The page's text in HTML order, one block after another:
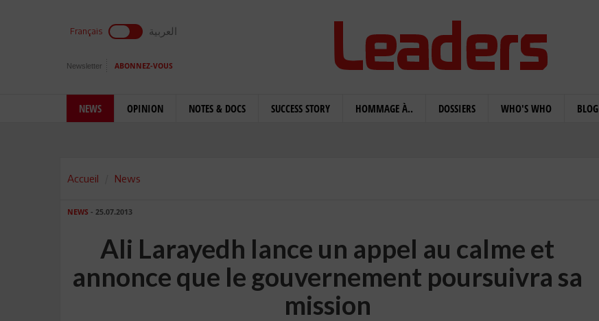
Français العربية
Newsletter ABONNEZ-VOUS
NEWS OPINION NOTES & DOCS SUCCESS STORY HOMMAGE À.. DOSSIERS WHO'S WHO BLOG
Accueil News
NEWS - 25.07.2013
Ali Larayedh lance un appel au calme et
annonce que le gouvernement poursuivra sa
mission